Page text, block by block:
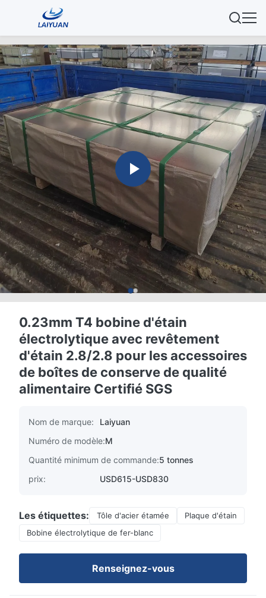
0.23mm T4 bobine d'étain
électrolytique avec revêtement
d'étain 2.8/2.8 pour les accessoires
de boîtes de conserve de qualité
alimentaire Certifié SGS
Nom de marque:
Laiyuan
Numéro de modèle:M
Quantité minimum de commande:5 tonnes
prix:
USD615-USD830
Les étiquettes: Tôle d'acier étamée
Plaque d'étain
Bobine électrolytique de fer-blanc
Renseignez-vous